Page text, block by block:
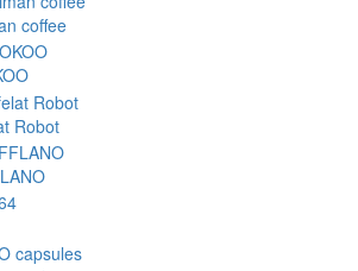
coffee
Robot